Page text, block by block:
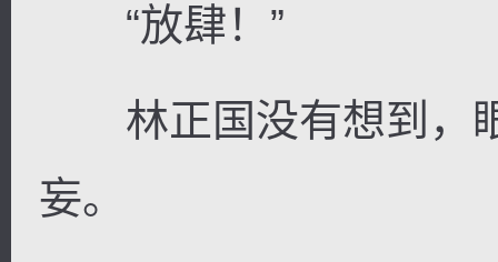
“放肆！”
林正国没有想到，
妄。